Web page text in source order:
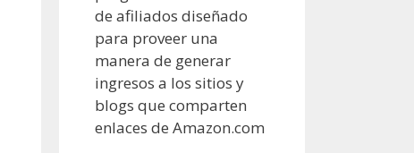
de afiliados diseñado
para proveer una
manera de generar
ingresos a los sitios y
blogs que comparten
enlaces de Amazon.com